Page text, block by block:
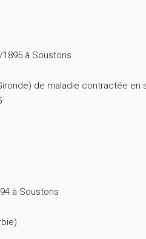
1895 à Soustons
de maladie contractée en
à Soustons